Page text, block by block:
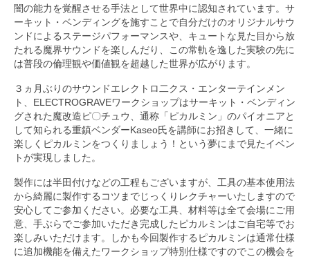
Contact
English
闇の能力を覚醒させる手法として世界中に認知されています。サ
ーキット・ベンディングを施すことで自分だけのオリジナルサウ
ンドによるステージパフォーマンスや、キュートな見た目から放
たれる魔界サウンドを楽しんだり、この常軌を逸した実験の先に
は普段の倫理観や価値観を超越した世界が広がります。
３ヵ月ぶりのサウンドエレクトロ二クス・エンターテインメン
ト、ELECTROGRAVEワークショップはサーキット・ベンディン
グされた魔改造ピ〇チュウ、通称「ピカルミン」のパイオニアと
して知られる重鎮ベンダーKaseo氏を講師にお招きして、一緒に
楽しくピカルミンをつくりましょう！という夢にまで見たイベン
トが実現しました。
製作には半田付けなどの工程もございますが、工具の基本使用法
から綺麗に製作するコツまでじっくりレクチャーいたしますので
安心してご参加ください。必要な工具、材料等は全て会場にご用
意、手ぶらでご参加いただき完成したピカルミンはご自宅等でお
楽しみいただけます。しかも今回製作するピカルミンは通常仕様
に追加機能を備えたワークショップ特別仕様ですのでこの機会を